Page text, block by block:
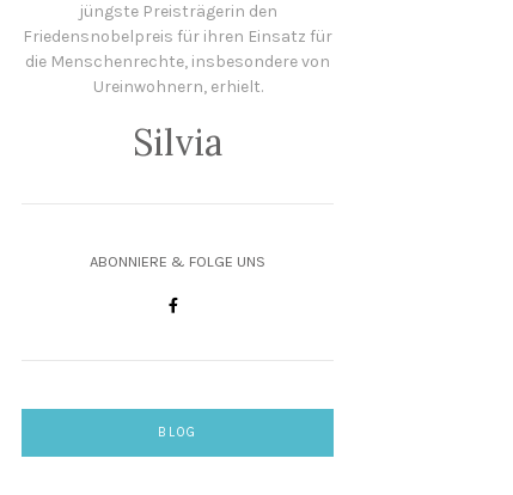
jüngste Preisträgerin den
Friedensnobelpreis für ihren Einsatz für
die Menschenrechte, insbesondere von
Ureinwohnern, erhielt.
Silvia
ABONNIERE & FOLGE UNS
BLOG